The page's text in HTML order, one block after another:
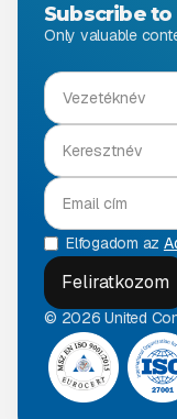
Subscribe
Only valuable
Elfogadom az
© 2026 United